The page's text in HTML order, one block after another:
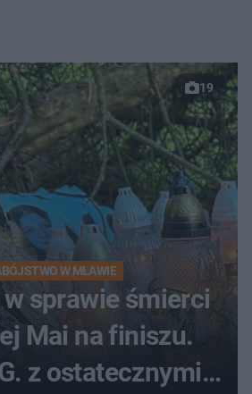
19
W MŁAWIE
sprawie śmierci
Mai na finiszu.
z ostatecznymi